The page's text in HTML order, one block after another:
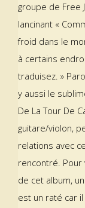
groupe de Free
lancinant «
froid dans le
à certains
traduisez. »
y aussi le
De La Tour De
guitare/violon,
relations avec
rencontré.
de cet album,
est un raté car